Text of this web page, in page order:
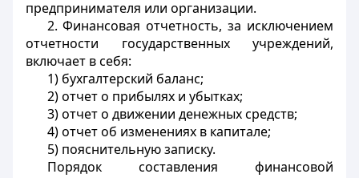
предпринимателя или организации.
2. Финансовая отчетность, за исключением
отчетности государственных учреждений,
включает в себя:
1) бухгалтерский баланс;
2) отчет о прибылях и убытках;
3) отчет о движении денежных средств;
4) отчет об изменениях в капитале;
5) пояснительную записку.
Порядок составления финансовой